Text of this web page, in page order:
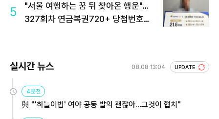
5
"서울 여행하는 꿈 뒤 찾아온 행운"…
327회차 연금복권720+ 당첨번호조
실시간 뉴스 08.08 13:04 UPDATE
4분전
與 "'하늘이법' 여야 공동 발의 괜찮아…그것이 협치"